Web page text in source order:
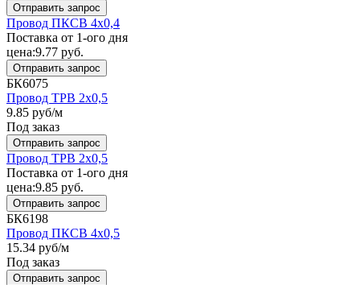
Отправить запрос
Провод ПКСВ 4x0,4
Поставка от 1-ого дня
цена:9.77 руб.
Отправить запрос
БК6075
Провод ТРВ 2x0,5
9.85 руб/м
Под заказ
Отправить запрос
Провод ТРВ 2x0,5
Поставка от 1-ого дня
цена:9.85 руб.
Отправить запрос
БК6198
Провод ПКСВ 4x0,5
15.34 руб/м
Под заказ
Отправить запрос